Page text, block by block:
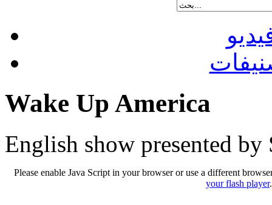
Wake Up America
English show presented by
Please enable Java Script in your browser or use a different
your flash player.